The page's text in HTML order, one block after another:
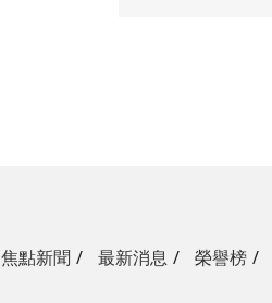
焦點新聞 最新消息 榮譽榜